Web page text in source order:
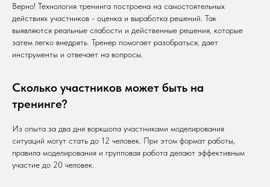
Верно! Технология тренинга построена на самостоятельных
действиях участников - оценка и выработка решений. Так
выявляются реальные слабости и действенные решения, которые
затем легко внедрять. Тренер помогает разобраться, дает
инструменты и отвечает на вопросы.
Сколько участников может быть на
тренинге?
Из опыта за два дня воркшопа участниками моделирования
ситуаций могут стать до 12 человек. При этом формат работы,
правила моделирования и групповая работа делают эффективным
участие до 20 человек.